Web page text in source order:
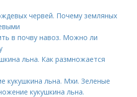
червей. Почему земляных
в почву навоз. Можно ли
льна. Как размножается
кукушкина льна. Мхи. Зеленые
кукушкина льна.